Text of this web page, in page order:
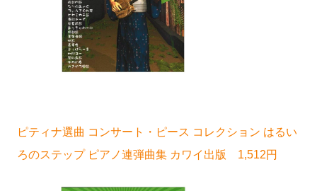
ピティナ選曲 コンサート・ピース コレクション はるい
ろのステップ ピアノ連弾曲集 カワイ出版 1,512円